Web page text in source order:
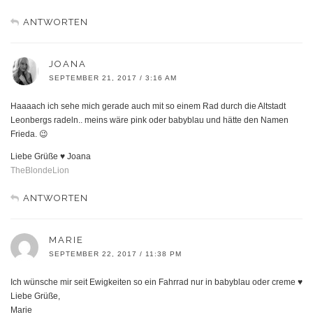
ANTWORTEN
JOANA
SEPTEMBER 21, 2017 / 3:16 AM
Haaaach ich sehe mich gerade auch mit so einem Rad durch die Altstadt
Leonbergs radeln.. meins wäre pink oder babyblau und hätte den Namen
Frieda. 😉
Liebe Grüße ♥ Joana
TheBlondeLion
ANTWORTEN
MARIE
SEPTEMBER 22, 2017 / 11:38 PM
Ich wünsche mir seit Ewigkeiten so ein Fahrrad nur in babyblau oder creme ♥
Liebe Grüße,
Marie